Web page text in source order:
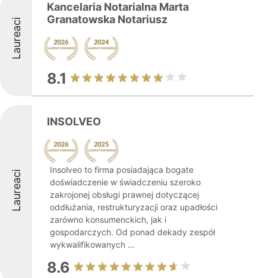
Laureaci
Kancelaria Notarialna Marta
Granatowska Notariusz
8.1
Laureaci
INSOLVEO
Insolveo to firma posiadająca bogate
doświadczenie w świadczeniu szeroko
zakrojonej obsługi prawnej dotyczącej
oddłużania, restrukturyzacji oraz upadłości
zarówno konsumenckich, jak i
gospodarczych. Od ponad dekady zespół
wykwalifikowanych ...
8.6